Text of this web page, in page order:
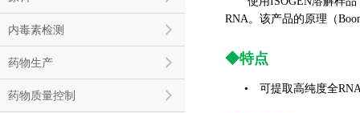
内毒素检测
药物生产
药物质量控制
RNA。该产品的原理（
◆特点
• 可提取高纯度全